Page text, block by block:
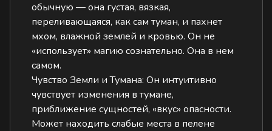
обычную — она густая, вязкая,
переливающаяся, как сам туман, и пахнет
мхом, влажной землей и кровью. Он не
«использует» магию сознательно. Она в нем
самом.
Чувство Земли и Тумана: Он интуитивно
чувствует изменения в тумане,
приближение сущностей, «вкус» опасности.
Может находить слабые места в пелене